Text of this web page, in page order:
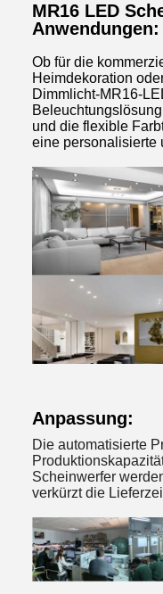
MR16 LED
Anwendungen:
Ob für die
Heimdekoration
Dimmlicht-MR16-
und die flexible
eine personalisierte
Anpassung:
Die automatisierte
Scheinwerfer
verkürzt die